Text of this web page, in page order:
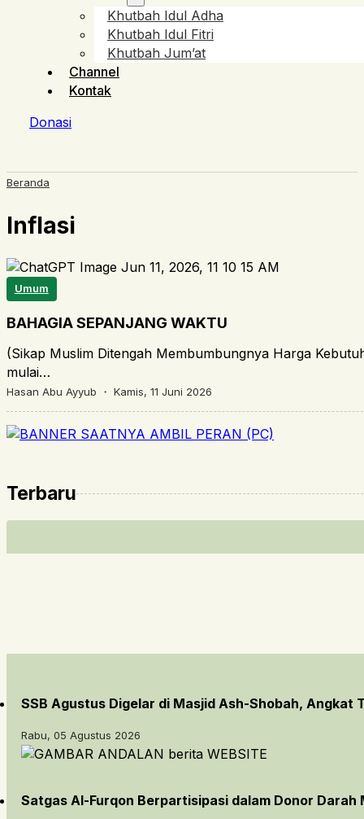
Khutbah Idul Adha
Khutbah Idul Fitri
Khutbah Jum’at
Channel
Kontak
Donasi
Beranda
Inflasi
Umum
BAHAGIA SEPANJANG WAKTU
(Sikap Muslim Ditengah Membumbungnya Harga
mulai…
Hasan Abu Ayyub ・ Kamis, 11 Juni 2026
Terbaru
SSB Agustus Digelar di Masjid Ash-Shobah, Angkat
Rabu, 05 Agustus 2026
Satgas Al-Furqon Berpartisipasi dalam Donor Darah